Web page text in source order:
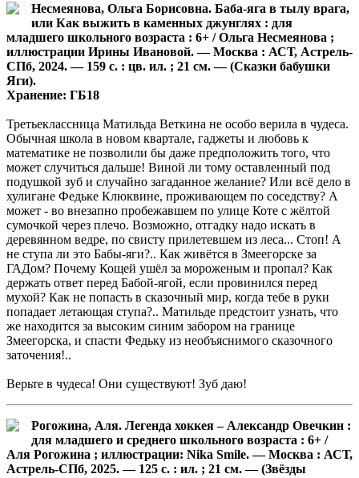
Несмеянова, Ольга Борисовна. Баба-яга в тылу врага,
или Как выжить в каменных джунглях : для
младшего школьного возраста : 6+ / Ольга Несмеянова ;
иллюстрации Ирины Ивановой. — Москва : АСТ, Астрель-
СПб, 2024. — 159 с. : цв. ил. ; 21 см. — (Сказки бабушки
Яги).
Хранение: ГБ18
Третьеклассница Матильда Веткина не особо верила в чудеса.
Обычная школа в новом квартале, гаджеты и любовь к
математике не позволили бы даже предположить того, что
может случиться дальше! Виной ли тому оставленный под
подушкой зуб и случайно загаданное желание? Или всё дело в
хулигане Федьке Клюквине, проживающем по соседству? А
может - во внезапно пробежавшем по улице Коте с жёлтой
сумочкой через плечо. Возможно, отгадку надо искать в
деревянном ведре, по свисту прилетевшем из леса... Стоп! А
не ступа ли это Бабы-яги?.. Как живётся в Змеегорске за
ГАДом? Почему Кощей ушёл за мороженым и пропал? Как
держать ответ перед Бабой-ягой, если провинился перед
мухой? Как не попасть в сказочный мир, когда тебе в руки
попадает летающая ступа?.. Матильде предстоит узнать, что
же находится за высоким синим забором на границе
Змеегорска, и спасти Федьку из необъяснимого сказочного
заточения!..
Верьте в чудеса! Они существуют! Зуб даю!
Рогожина, Аля. Легенда хоккея – Александр Овечкин :
для младшего и среднего школьного возраста : 6+ /
Аля Рогожина ; иллюстрации: Nika Smile. — Москва : АСТ,
Астрель-СПб, 2025. — 125 с. : ил. ; 21 см. — (Звёзды